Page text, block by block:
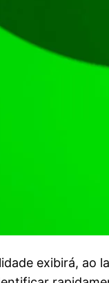
exibirá, ao